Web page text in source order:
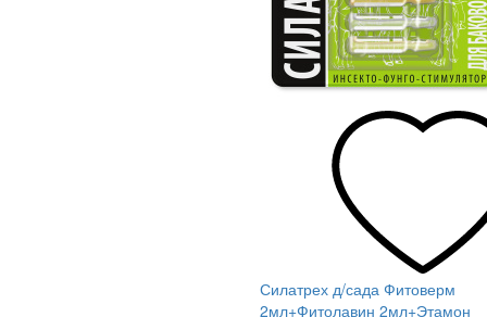
Силатрех д/сада Фитоверм
2мл+Фитолавин 2мл+Этамон